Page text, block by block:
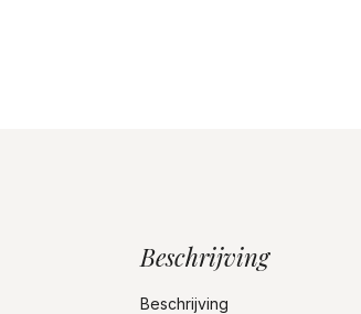
Beschrijving
Beschrijving